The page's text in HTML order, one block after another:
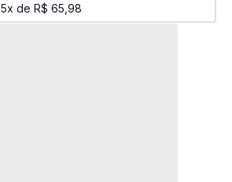
5x de R$ 65 98